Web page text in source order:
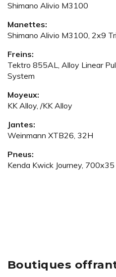
Shimano Alivio M3100
Manettes:
Shimano Alivio M3100, 2x9
Freins:
Tektro 855AL, Alloy Linear
System
Moyeux:
KK Alloy, /KK Alloy
Jantes:
Weinmann XTB26, 32H
Pneus:
Kenda Kwick Journey, 700x35
Boutiques